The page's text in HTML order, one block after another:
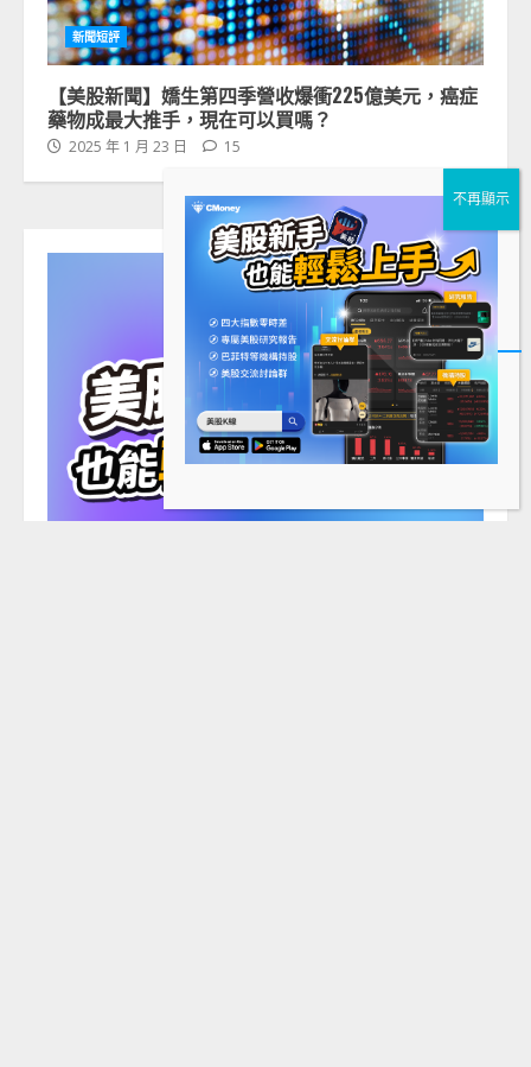
新聞短評
【美股新聞】嬌生第四季營收爆衝225億美元，癌症
藥物成最大推手，現在可以買嗎？
2025 年 1 月 23 日 15